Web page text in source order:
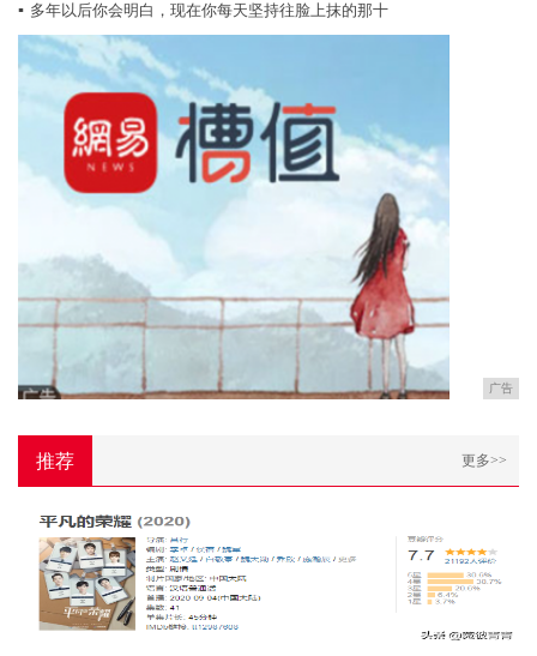
▪ 多年以后你会明白，现在你每天坚持往脸上抹的那十
广告
推荐 更多>>